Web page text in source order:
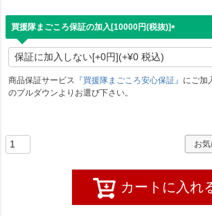
買援隊まごころ保証の加入[10000円(税抜)]
須
)
商品保証サービス 『買援隊まごころ安心保証』 にご加
のプルダウンよりお選び下さい。
お
カートに入れ